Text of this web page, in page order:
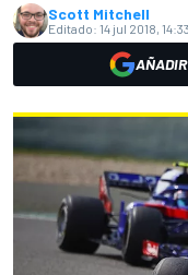
Scott Mitchell
Editado: 14 jul 2018, 14:33